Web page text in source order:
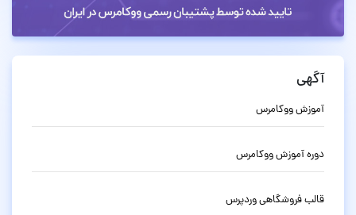
آگهی
آموزش ووکامرس
دوره آموزش ووکامرس
قالب فروشگاهی وردپرس